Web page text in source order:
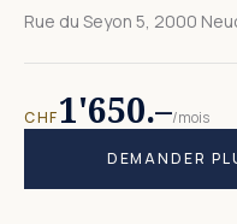
Rue du Seyon 5, 2000
CHF1'650.–/mois
DEMANDER
5